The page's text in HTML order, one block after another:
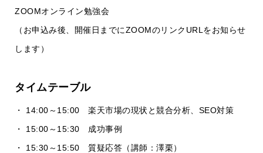
ZOOMオンライン勉強会
（お申込み後、開催日までにZOOMのリンクURLをお知らせ
します）
タイムテーブル
・ 14:00～15:00 楽天市場の現状と競合分析、SEO対策
・ 15:00～15:30 成功事例
・ 15:30～15:50 質疑応答（講師：澤栗）